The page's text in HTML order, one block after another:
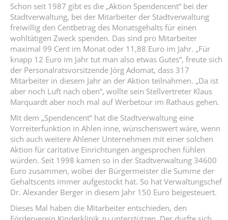
Schon seit 1987 gibt es die „Aktion Spendencent“ bei der
Stadtverwaltung, bei der Mitarbeiter der Stadtverwaltung
freiwillig den Centbetrag des Monatsgehalts für einen
wohltätigen Zweck spenden. Das sind pro Mitarbeiter
maximal 99 Cent im Monat oder 11,88 Euro im Jahr. „Für
knapp 12 Euro im Jahr tut man also etwas Gutes“, freute sich
der Personalratsvorsitzende Jörg Adomat, dass 317
Mitarbeiter in diesem Jahr an der Aktion teilnahmen. „Da ist
aber noch Luft nach oben“, wollte sein Stellvertreter Klaus
Marquardt aber noch mal auf Werbetour im Rathaus gehen.
Mit dem „Spendencent“ hat die Stadtverwaltung eine
Vorreiterfunktion in Ahlen inne, wünschenswert wäre, wenn
sich auch weitere Ahlener Unternehmen mit einer solchen
Aktion für caritative Einrichtungen angesprochen fühlen
würden. Seit 1998 kamen so in der Stadtverwaltung 34600
Euro zusammen, wobei der Bürgermeister die Summe der
Gehaltscents immer aufgestockt hat. So hat Verwaltungschef
Dr. Alexander Berger in diesem Jahr 150 Euro beigesteuert.
Dieses Mal haben die Mitarbeiter entschieden, den